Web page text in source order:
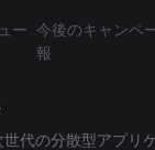
ー 今後のキャンペ
報
世代の分散型アプリ